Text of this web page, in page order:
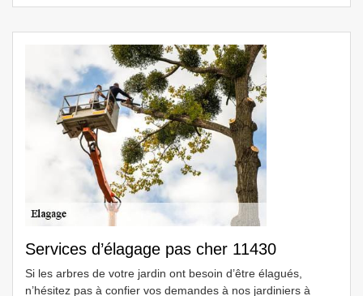
Services d’élagage pas cher 11430
Si les arbres de votre jardin ont besoin d’être élagués,
n’hésitez pas à confier vos demandes à nos jardiniers à